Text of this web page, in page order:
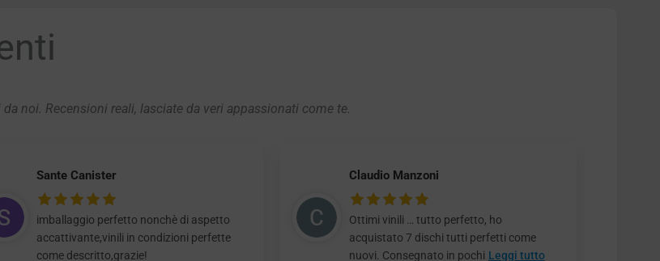
noi. Recensioni reali, lasciate da veri appassionati come te.
Sante Canister
imballaggio perfetto nonchè di aspetto
accattivante,vinili in condizioni perfette
come descritto,grazie!
Claudio Manzoni
Ottimi vinili … tutto perfetto, ho
acquistato 7 dischi tutti perfetti come
nuovi. Consegnato in pochi Leggi tutto